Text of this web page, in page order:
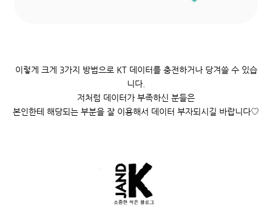
이렇게 크게 3가지 방법으로 KT 데이터를 충전하거나 당겨쓸 수 있습
니다.
저처럼 데이터가 부족하신 분들은
본인한테 해당되는 부분을 잘 이용해서 데이터 부자되시길 바랍니다♡